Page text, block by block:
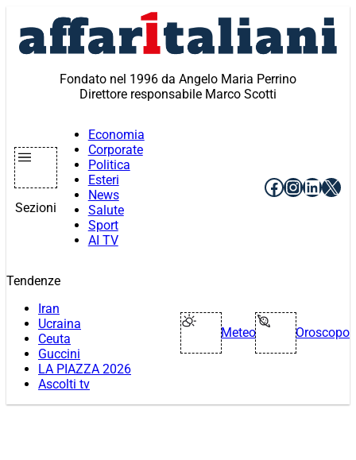
contenuto
Fondato nel 1996 da Angelo Maria Perrino
Direttore responsabile Marco Scotti
Sezioni
Economia
Corporate
Politica
Esteri
News
Salute
Sport
AI TV
Facebook
X
Tendenze
Iran
Ucraina
Ceuta
Guccini
LA PIAZZA 2026
Ascolti tv
Meteo Oroscopo